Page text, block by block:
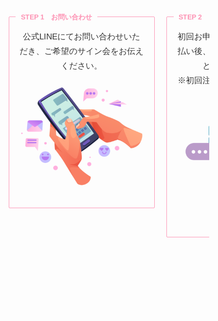
STEP 1 お問い合わせ
公式LINEにてお問い合わせいた
だき、ご希望のサイン会をお伝え
ください。
STEP 2 ご
初回お申
払い後、
と
※初回注